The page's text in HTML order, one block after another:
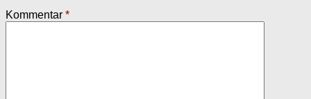
Kommentar *